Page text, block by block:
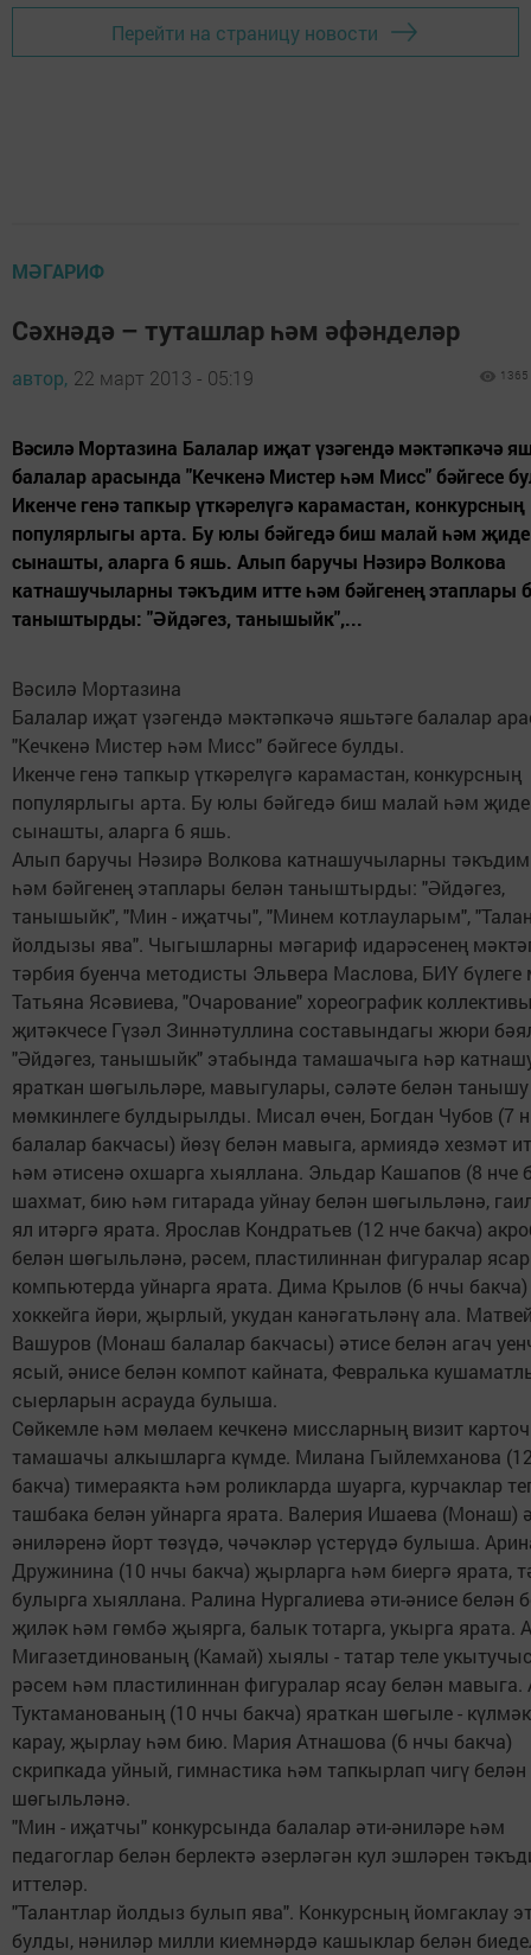
Перейти на страницу новости
МӘГАРИФ
Сәхнәдә – туташлар һәм әфәнделәр
автор, 22 март 2013 - 05:19 1365
Вәсилә Мортазина Балалар иҗат үзәгендә мәктәпкәчә
балалар арасында "Кечкенә Мистер һәм Мисс" бәйгесе
Икенче генә тапкыр үткәрелүгә карамастан, конкурсның
популярлыгы арта. Бу юлы бәйгедә биш малай һәм
сынашты, аларга 6 яшь. Алып баручы Нәзирә Волкова
катнашучыларны тәкъдим итте һәм бәйгенең этаплары
таныштырды: "Әйдәгез, танышыйк",...
Вәсилә Мортазина
Балалар иҗат үзәгендә мәктәпкәчә яшьтәге балалар
"Кечкенә Мистер һәм Мисс" бәйгесе булды.
Икенче генә тапкыр үткәрелүгә карамастан, конкурсның
популярлыгы арта. Бу юлы бәйгедә биш малай һәм
сынашты, аларга 6 яшь.
Алып баручы Нәзирә Волкова катнашучыларны тәкъдим
һәм бәйгенең этаплары белән таныштырды: "Әйдәгез,
танышыйк", "Мин - иҗатчы", "Минем котлауларым",
йолдызы ява". Чыгышларны мәгариф идарәсенең
тәрбия буенча методисты Эльвера Маслова, БИҮ бүлеге
Татьяна Ясәвиева, "Очарование" хореографик
җитәкчесе Гүзәл Зиннәтуллина составындагы жюри
"Әйдәгез, танышыйк" этабында тамашачыга һәр
яраткан шөгыльләре, мавыгулары, сәләте белән танышу
мөмкинлеге булдырылды. Мисал өчен, Богдан Чубов (7
балалар бакчасы) йөзү белән мавыга, армиядә хезмәт
һәм әтисенә охшарга хыяллана. Эльдар Кашапов (8 нче
шахмат, бию һәм гитарада уйнау белән шөгыльләнә,
ял итәргә ярата. Ярослав Кондратьев (12 нче бакча)
белән шөгыльләнә, рәсем, пластилиннан фигуралар
компьютерда уйнарга ярата. Дима Крылов (6 нчы бакча)
хоккейга йөри, җырлый, укудан канәгатьләнү ала.
Вашуров (Монаш балалар бакчасы) әтисе белән агач
ясый, әнисе белән компот кайната, Февралька
сыерларын асрауда булыша.
Сөйкемле һәм мөлаем кечкенә миссларның визит
тамашачы алкышларга күмде. Милана Гыйлемханова
бакча) тимераякта һәм роликларда шуарга, курчаклар
ташбака белән уйнарга ярата. Валерия Ишаева (Монаш)
әниләренә йорт төзүдә, чәчәкләр үстерүдә булыша.
Дружинина (10 нчы бакча) җырларга һәм биергә ярата,
булырга хыяллана. Ралина Нургалиева әти-әнисе белән
җиләк һәм гөмбә җыярга, балык тотарга, укырга ярата.
Мигазетдинованың (Камай) хыялы - татар теле
рәсем һәм пластилиннан фигуралар ясау белән
Туктаманованың (10 нчы бакча) яраткан шөгыле -
карау, җырлау һәм бию. Мария Атнашова (6 нчы бакча)
скрипкада уйный, гимнастика һәм тапкырлап чигү белән
шөгыльләнә.
"Мин - иҗатчы" конкурсында балалар әти-әниләре һәм
педагоглар белән берлектә әзерләгән кул эшләрен
иттеләр.
"Талантлар йолдыз булып ява". Конкурсның йомгаклау
булды, нәниләр милли киемнәрдә кашыклар белән